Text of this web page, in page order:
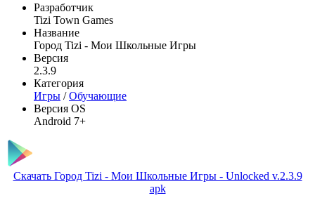
Разработчик
Tizi Town Games
Название
Город Tizi - Мои Школьные Игры
Версия
2.3.9
Категория
Игры /Обучающие
Версия OS
Android 7+
Скачать Город Tizi - Мои Школьные Игры - Unlocked v.2.3.9
apk